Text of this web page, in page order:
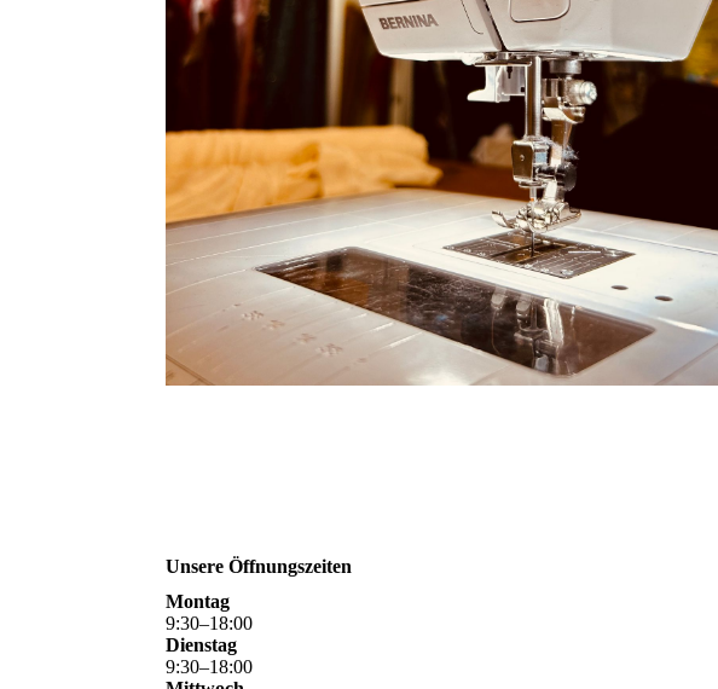
Unsere Öffnungszeiten
Montag
9:30–18:00
Dienstag
9:30–18:00